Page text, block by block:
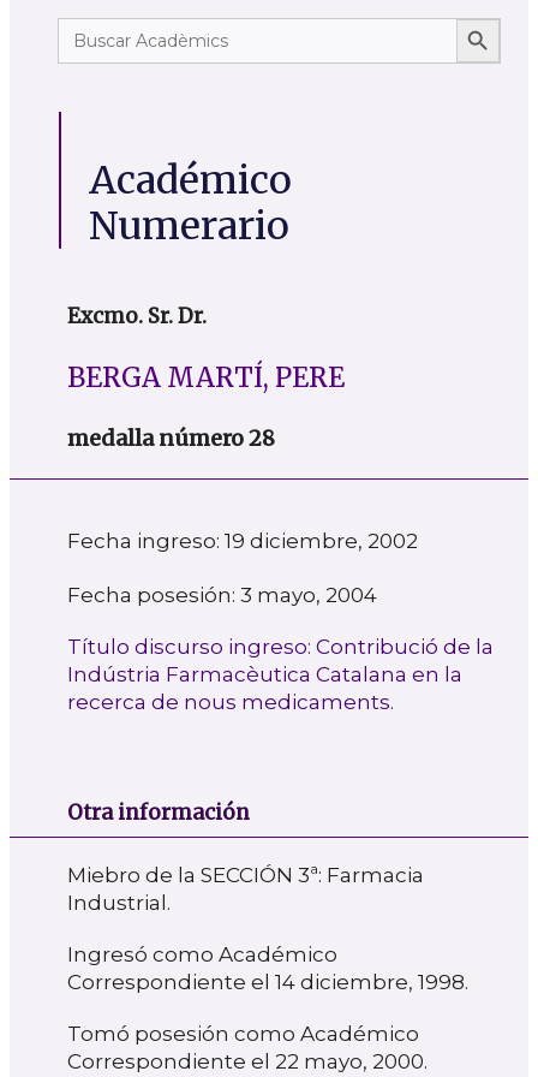
Buscar: Botón de
Académico
Numerario
Excmo. Sr. Dr.
BERGA MARTÍ, PERE
medalla número 28
Fecha ingreso: 19 diciembre, 2002
Fecha posesión: 3 mayo, 2004
Título discurso ingreso: Contribució de la
Indústria Farmacèutica Catalana en la
recerca de nous medicaments.
Otra información
Miebro de la SECCIÓN 3ª: Farmacia
Industrial.
Ingresó como Académico
Correspondiente el 14 diciembre, 1998.
Tomó posesión como Académico
Correspondiente el 22 mayo, 2000.